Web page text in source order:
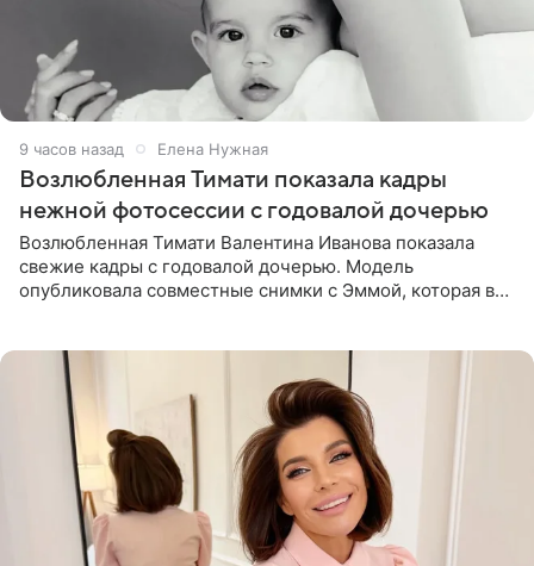
9 часов назад Елена Нужная
Возлюбленная Тимати показала кадры
нежной фотосессии с годовалой дочерью
Возлюбленная Тимати Валентина Иванова показала
свежие кадры с годовалой дочерью. Модель
опубликовала совместные снимки с Эммой, которая в